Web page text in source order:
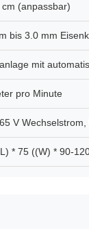
cm (anpassbar)
bis 3.0 mm
mit
pro Minute
V
* 75 ((W) * 90-